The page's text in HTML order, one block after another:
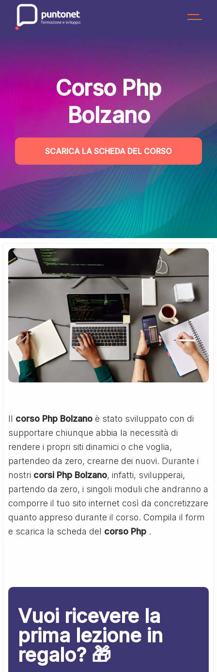
content
Corso Php
Bolzano
SCARICA LA SCHEDA DEL CORSO
Il corso Php Bolzano è stato sviluppato con di
supportare chiunque abbia la necessità di
rendere i propri siti dinamici o che voglia,
partendeo da zero, crearne dei nuovi. Durante i
nostri corsi Php Bolzano, infatti, svilupperai,
partendo da zero, i singoli moduli che andranno a
comporre il tuo sito internet così da concretizzare
quanto appreso durante il corso. Compila il form
e scarica la scheda del corso Php .
Vuoi ricevere la
prima lezione in
regalo? 🎁